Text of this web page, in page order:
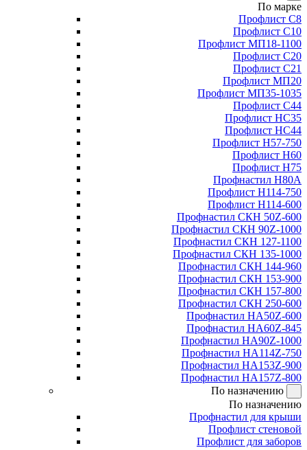
По марке
Профлист С8
Профлист С10
Профлист МП18-1100
Профлист С20
Профлист С21
Профлист МП20
Профлист МП35-1035
Профлист С44
Профлист НС35
Профлист НС44
Профлист Н57-750
Профлист Н60
Профлист Н75
Профнастил Н80А
Профлист Н114-750
Профлист Н114-600
Профнастил СКН 50Z-600
Профнастил СКН 90Z-1000
Профнастил СКН 127-1100
Профнастил СКН 135-1000
Профнастил СКН 144-960
Профнастил СКН 153-900
Профнастил СКН 157-800
Профнастил СКН 250-600
Профнастил НА50Z-600
Профнастил НА60Z-845
Профнастил НА90Z-1000
Профнастил НА114Z-750
Профнастил НА153Z-900
Профнастил НА157Z-800
По назначению
По назначению
Профнастил для крыши
Профлист стеновой
Профлист для заборов